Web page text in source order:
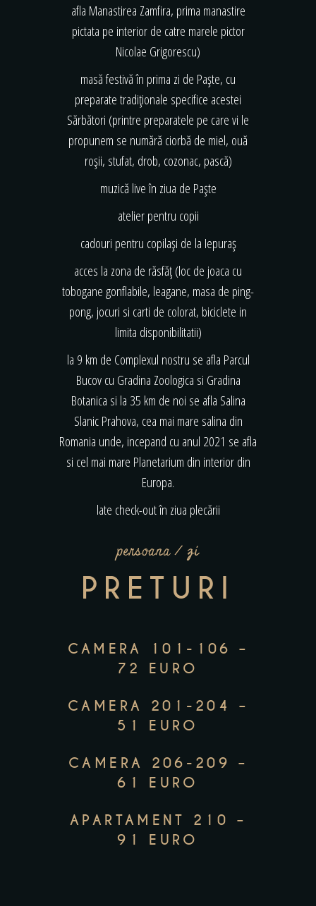
afla Manastirea Zamfira, prima manastire
pictata pe interior de catre marele pictor
Nicolae Grigorescu)
masă festivă în prima zi de Paște, cu
preparate tradiționale specifice acestei
Sărbători (printre preparatele pe care vi le
propunem se numără ciorbă de miel, ouă
roșii, stufat, drob, cozonac, pască)
muzică live în ziua de Paște
atelier pentru copii
cadouri pentru copilași de la Iepuraș
acces la zona de răsfăț (loc de joaca cu
tobogane gonflabile, leagane, masa de ping-
pong, jocuri si carti de colorat, biciclete in
limita disponibilitatii)
la 9 km de Complexul nostru se afla Parcul
Bucov cu Gradina Zoologica si Gradina
Botanica si la 35 km de noi se afla Salina
Slanic Prahova, cea mai mare salina din
Romania unde, incepand cu anul 2021 se afla
si cel mai mare Planetarium din interior din
Europa.
late check-out în ziua plecării
persoana / zi
PRETURI
CAMERA 101-106 –
72 EURO
CAMERA 201-204 –
51 EURO
CAMERA 206-209 –
61 EURO
APARTAMENT 210 –
91 EURO